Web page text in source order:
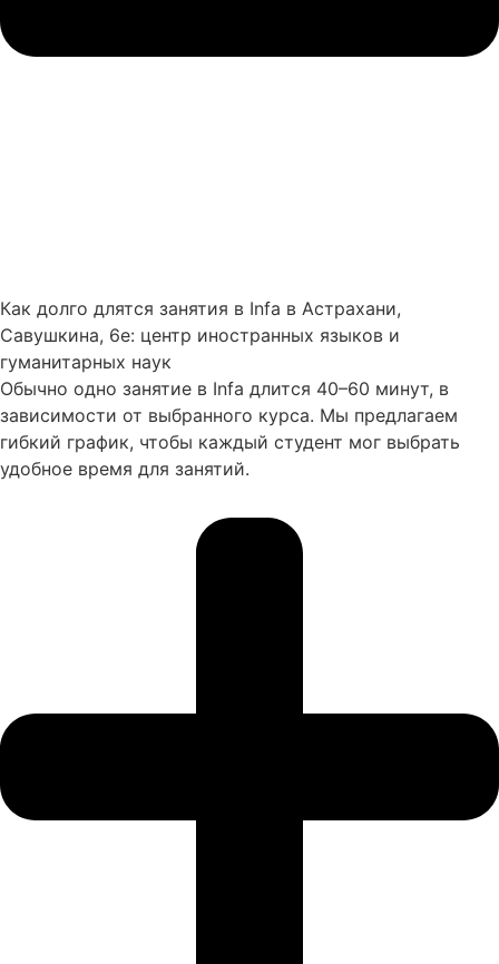
Как долго длятся занятия в Infa в Астрахани,
Савушкина, 6е: центр иностранных языков и
гуманитарных наук
Обычно одно занятие в Infa длится 40–60 минут, в
зависимости от выбранного курса. Мы предлагаем
гибкий график, чтобы каждый студент мог выбрать
удобное время для занятий.